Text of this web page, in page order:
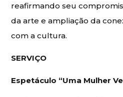
reafirmando seu
da arte e ampliação da
com a cultura.
SERVIÇO
Espetáculo “Uma Mulher